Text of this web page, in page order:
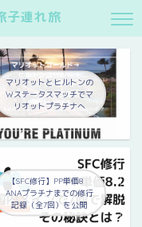
子連れ旅
マリオットとヒルトンの
Wステータスマッチでマ
リオットプラチナへ
【SFC修行】PP単価8
ANAプラチナまでの修行
記録（全7回）を公開